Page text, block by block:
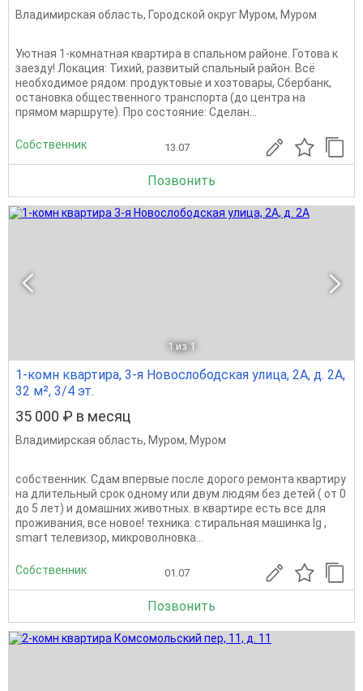
Владимирская область, Городской округ Муром, Муром
Уютная 1-комнатная квартира в спальном районе. Готова к
заезду! Локация: Тихий, развитый спальный район. Всё
необходимое рядом: продуктовые и хозтовары, Сбербанк,
остановка общественного транспорта (до центра на
прямом маршруте). Про состояние: Сделан...
Собственник 13.07
Позвонить
1 из 1
1-комн квартира, 3-я Новослободская улица, 2А, д. 2А,
32 м², 3/4 эт.
35 000 ₽ в месяц
Владимирская область, Муром, Муром
собственник. Сдам впервые после дорого ремонта квартиру
на длительный срок одному или двум людям без детей ( от 0
до 5 лет) и домашних животных. в квартире есть все для
проживания, все новое! техника: стиральная машинка lg ,
smart телевизор, микроволновка...
Собственник 01.07
Позвонить